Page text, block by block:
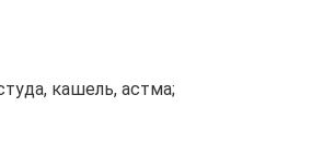
кашель, астма;